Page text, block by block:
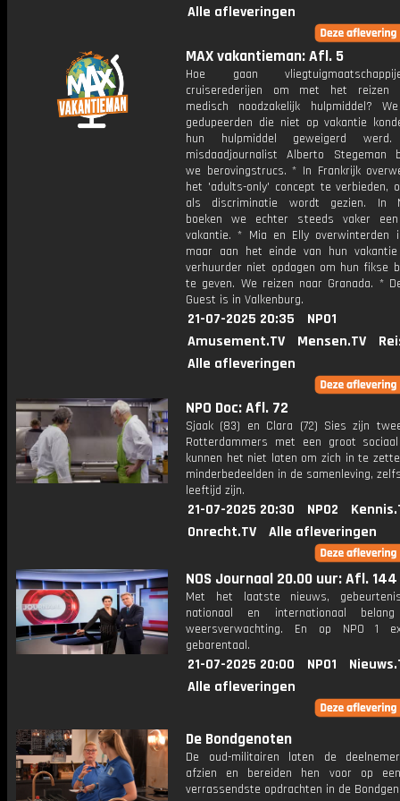
Alle afleveringen
MAX vakantieman: Afl. 5
Hoe gaan
cruiserederijen om met het reizen
medisch noodzakelijk hulpmiddel?
gedupeerden die niet op vakantie
hun hulpmiddel geweigerd
misdaadjournalist Alberto Stegeman
we berovingstrucs. * In Frankrijk
het 'adults-only' concept te verbieden,
als discriminatie wordt gezien. In
boeken we echter steeds vaker
vakantie. * Mia en Elly overwinterden
maar aan het einde van hun
verhuurder niet opdagen om hun fikse
te geven. We reizen naar Granada. *
Guest is in Valkenburg.
21-07-2025 20:35
NPO1
Amusement.TV
Mensen.TV
Alle afleveringen
NPO Doc: Afl. 72
Sjaak (83) en Clara (72) Sies zijn
Rotterdammers met een groot
kunnen het niet laten om zich in te
minderbedeelden in de samenleving,
leeftijd zijn.
21-07-2025 20:30 NPO2
Onrecht.TV
Alle afleveringen
NOS Journaal 20.00 uur: Afl. 144
Met het laatste nieuws,
nationaal en internationaal
weersverwachting. En op NPO 1
gebarentaal.
21-07-2025 20:00 NPO1
Alle afleveringen
De Bondgenoten
De oud-militairen laten de
afzien en bereiden hen voor op
verrassendste opdrachten in de